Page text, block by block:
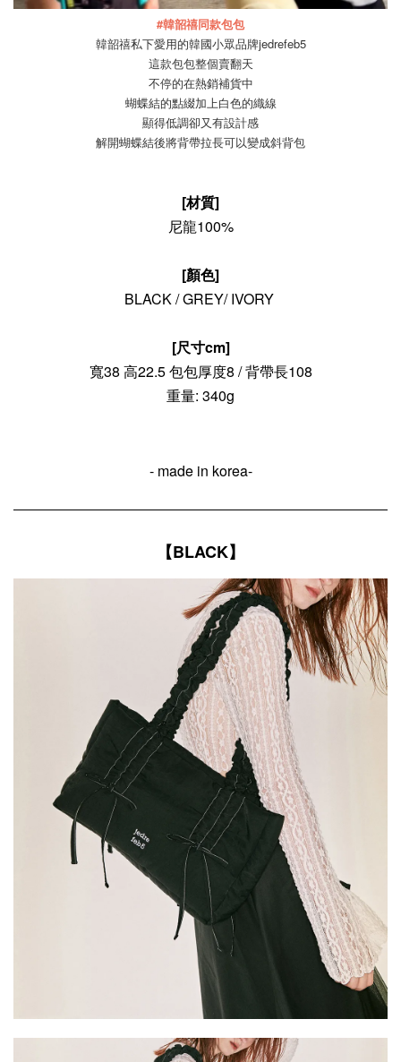
#韓韶禧同款包包
韓韶禧私下愛用的韓國小眾品牌jedrefeb5
這款包包整個賣翻天
不停的在熱銷補貨中
蝴蝶結的點綴加上白色的織線
顯得低調卻又有設計感
解開蝴蝶結後將背帶拉長可以變成斜背包
[材質]
尼龍100%
[顏色]
BLACK / GREY/ IVORY
[尺寸cm]
寬38 高22.5 包包厚度8 / 背帶長108
重量: 340g
- made in korea-
【BLACK】